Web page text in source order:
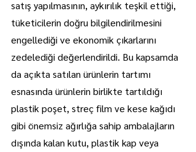
satış yapılmasının, aykırılık teşkil ettiği,
tüketicilerin doğru bilgilendirilmesini
engellediği ve ekonomik çıkarlarını
zedelediği değerlendirildi. Bu kapsamda
da açıkta satılan ürünlerin tartımı
esnasında ürünlerin birlikte tartıldığı
plastik poşet, streç film ve kese kağıdı
gibi önemsiz ağırlığa sahip ambalajların
dışında kalan kutu, plastik kap veya